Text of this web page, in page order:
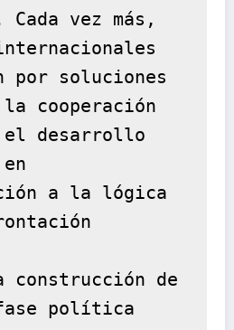
vez más,
por soluciones
cooperación
desarrollo
a la lógica
construcción de
política